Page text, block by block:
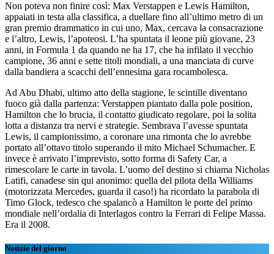
Non poteva non finire così: Max Verstappen e Lewis Hamilton,
appaiati in testa alla classifica, a duellare fino all’ultimo metro di un
gran premio drammatico in cui uno, Max, cercava la consacrazione
e l’altro, Lewis, l’apoteosi. L’ha spuntata il leone più giovane, 23
anni, in Formula 1 da quando ne ha 17, che ha infilato il vecchio
campione, 36 anni e sette titoli mondiali, a una manciata di curve
dalla bandiera a scacchi dell’ennesima gara rocambolesca.
Ad Abu Dhabi, ultimo atto della stagione, le scintille diventano
fuoco già dalla partenza: Verstappen piantato dalla pole position,
Hamilton che lo brucia, il contatto giudicato regolare, poi la solita
lotta a distanza tra nervi e strategie. Sembrava l’avesse spuntata
Lewis, il campionissimo, a coronare una rimonta che lo avrebbe
portato all’ottavo titolo superando il mito Michael Schumacher. E
invece è arrivato l’imprevisto, sotto forma di Safety Car, a
rimescolare le carte in tavola. L’uomo del destino si chiama Nicholas
Latifi, canadese sin qui anonimo: quella del pilota della Williams
(motorizzata Mercedes, guarda il caso!) ha ricordato la parabola di
Timo Glock, tedesco che spalancò a Hamilton le porte del primo
mondiale nell’ordalia di Interlagos contro la Ferrari di Felipe Massa.
Era il 2008.
Notizie del giorno